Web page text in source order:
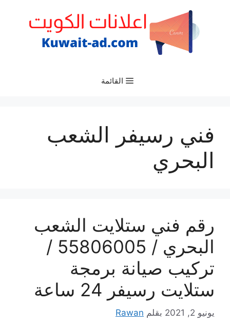
القائمة
فني رسيفر الشعب
البحري
رقم فني ستلايت الشعب
البحري / 55806005 /
تركيب صيانة برمجة
ستلايت رسيفر 24 ساعة
يونيو 2, 2021 بقلم Rawan